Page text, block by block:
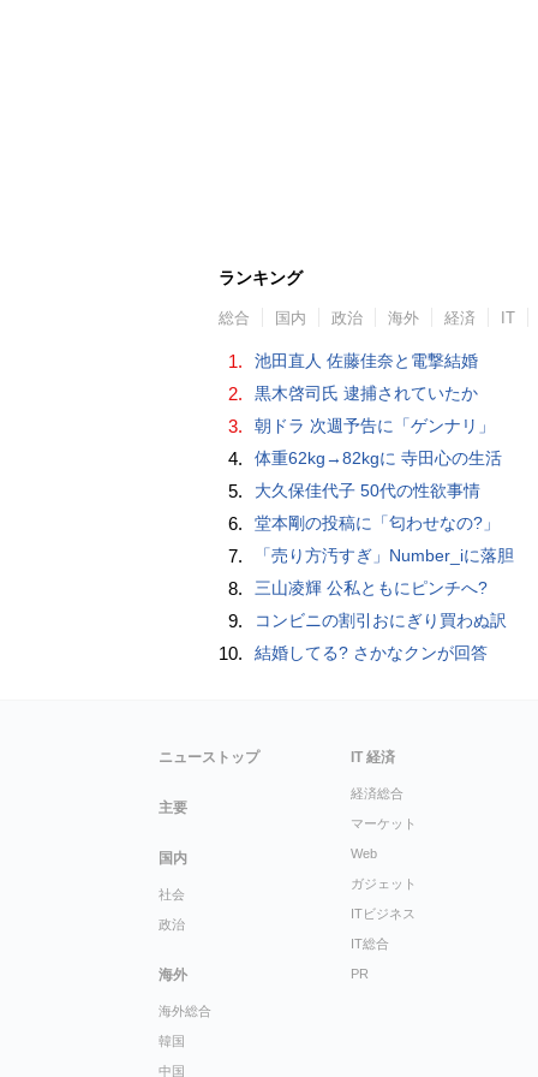
ランキング
総合 国内 政治 海外 経済 IT
1. 池田直人 佐藤佳奈と電撃結婚
2. 黒木啓司氏 逮捕されていたか
3. 朝ドラ 次週予告に「ゲンナリ」
4. 体重62kg→82kgに 寺田心の生活
5. 大久保佳代子 50代の性欲事情
6. 堂本剛の投稿に「匂わせなの?」
7. 「売り方汚すぎ」Number_iに落胆
8. 三山凌輝 公私ともにピンチへ?
9. コンビニの割引おにぎり買わぬ訳
10. 結婚してる? さかなクンが回答
ニューストップ
主要
国内
社会
政治
海外
海外総合
韓国
中国
IT 経済
経済総合
マーケット
Web
ガジェット
ITビジネス
IT総合
PR